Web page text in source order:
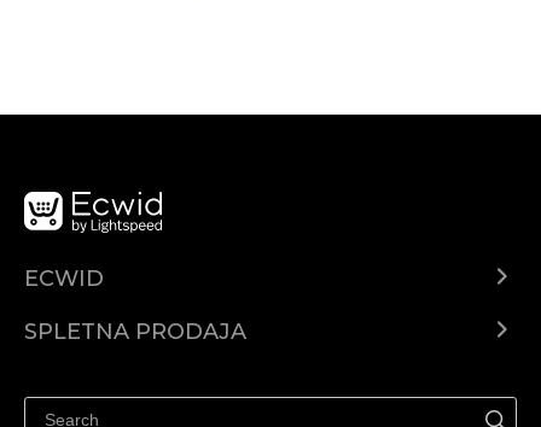
ECWID
SPLETNA PRODAJA
Prodaja na Instagramu